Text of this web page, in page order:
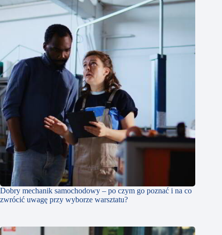
Dobry mechanik samochodowy – po czym go poznać i na co
zwrócić uwagę przy wyborze warsztatu?